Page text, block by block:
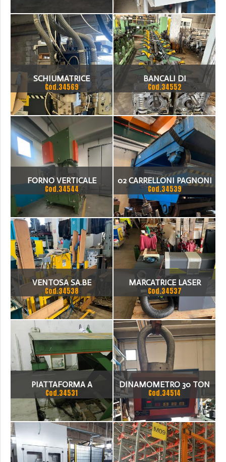
SCHIUMATRICE
Cod.34569
BANCALI DI
CARICO/SCARICO ADATTI A
BARRE DA 3 FINO A 7
METRI.
Cod.34552
FORNO VERTICALE
Cod.34544
02 CARRELLONI PAGNONI
SU RUOTE DA TRENO
Cod.34539
VENTOSA SA.BE
Cod.34538
MARCATRICE LASER
WORKSTATION
Cod.34537
PIATTAFORMA A
PANTOGRAFO MARCA RINO
TULLIS PER CARICO/
SCARICO
Cod.34531
DINAMOMETRO 30 TON
Cod.34514